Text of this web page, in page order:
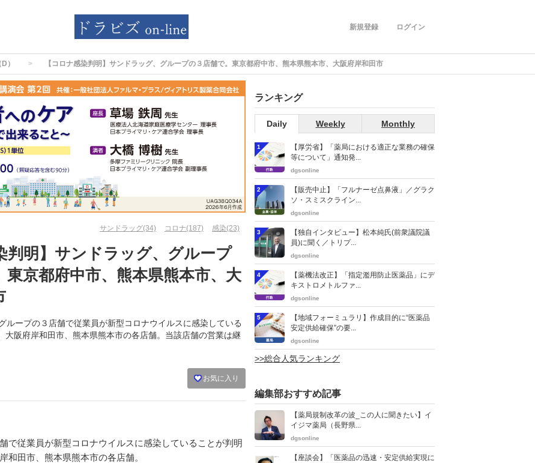
ログイン
新規登録
） 【コロナ感染判明】サンドラッグ、グループの３店舗で。東京都府中市、熊本県熊本市、大阪府岸和田市
サンドラッグ(34) コロナ(187) 感染(23)
判明】サンドラッグ、グループ
東京都府中市、熊本県熊本市、大
ループの３店舗で従業員が新型コロナウイルスに感染している
大阪府岸和田市、熊本県熊本市の各店舗。当該店舗の営業は継
お気に入り
で従業員が新型コロナウイルスに感染していることが判明
和田市、熊本県熊本市の各店舗。
ランキング
Daily Weekly Monthly
1
【厚労省】「薬局における適正な業務の確保
等について」通知発...
dgsonline
2
【販売中止】「フルナーゼ点鼻液」／グラク
ソ・スミスクライン...
dgsonline
3
【独自インタビュー】松本純氏(前衆議院議
員)に聞く／トリプ...
dgsonline
4
【薬機法改正】「指定濫用防止医薬品」にデ
キストロメトルファ...
dgsonline
5
【地域フォーミュラリ】作成目的に“医薬品
安定供給確保”の要...
dgsonline
>>総合人気ランキング
編集部おすすめ記事
【薬局規制改革の波_この人に聞きたい】イ
イジマ薬局（長野県...
dgsonline
【座談会】「医薬品の迅速・安定供給実現に